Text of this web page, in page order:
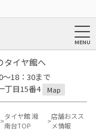
タイヤ館へ
～18：30まで
丁目15番4
Map
タイヤ館 湘
南台TOP
店舗おスス
メ情報